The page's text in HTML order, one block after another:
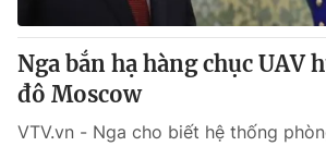
Nga bắn hạ hàng chục UAV
đô Moscow
VTV.vn - Nga cho biết hệ thống